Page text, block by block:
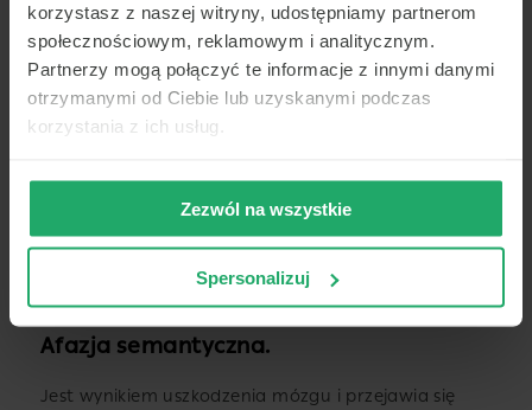
korzystasz z naszej witryny, udostępniamy partnerom
społecznościowym, reklamowym i analitycznym.
Partnerzy mogą połączyć te informacje z innymi danymi
otrzymanymi od Ciebie lub uzyskanymi podczas
korzystania z ich usług.
Zezwól na wszystkie
Spersonalizuj
Afazja globalna (afazja mieszana,
czuciowo-ruchowa).
Zniesiona jest zdolność mówienia i rozumienia mowy,
chory traci możliwość czytania i pisania. Jest
na bardzo poważne uszkodzenia mózgu. Czasami
chory artykułuje pojedyncze sylaby lub dźwięki,
często konieczna jest nauka mowy i języka od nowa,
Afazja semantyczna.
Jest wynikiem uszkodzenia mózgu i przejawia się